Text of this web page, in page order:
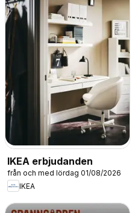
IKEA erbjudanden
från och med lördag 01/08/2026
IKEA